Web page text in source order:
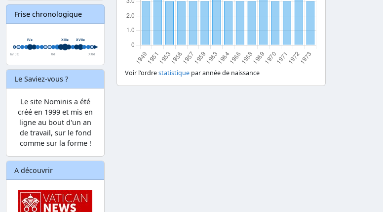
Frise chronologique
Le Saviez-vous ?
Le site Nominis a été
créé en 1999 et mis en
ligne au bout d'un an
de travail, sur le fond
comme sur la forme !
A découvrir
Voir l'ordrestatistique par année de naissance